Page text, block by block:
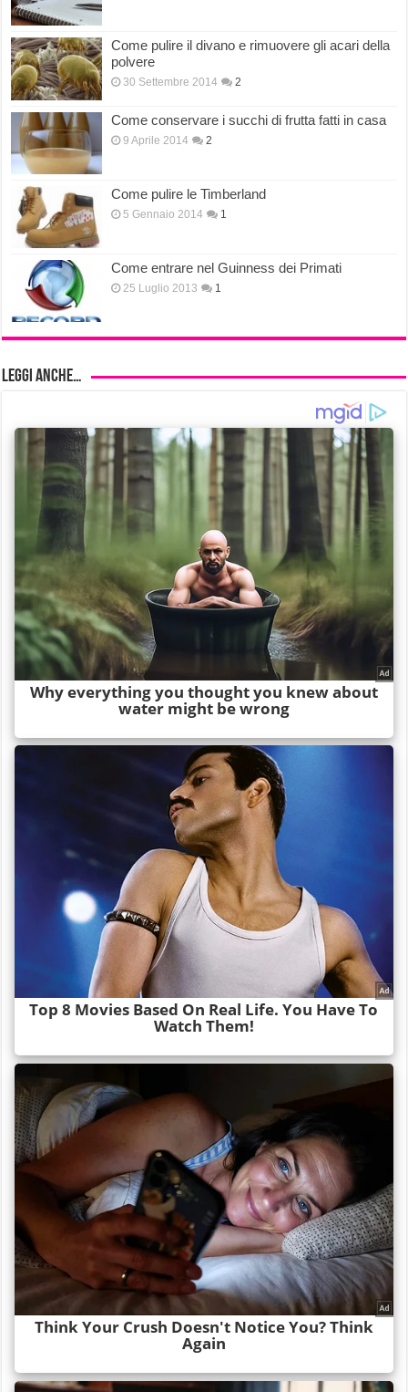
Come pulire il divano e rimuovere gli acari della
polvere
30 Settembre 2014 2
Come conservare i succhi di frutta fatti in casa
9 Aprile 2014 2
Come pulire le Timberland
5 Gennaio 2014 1
Come entrare nel Guinness dei Primati
25 Luglio 2013 1
Leggi anche…